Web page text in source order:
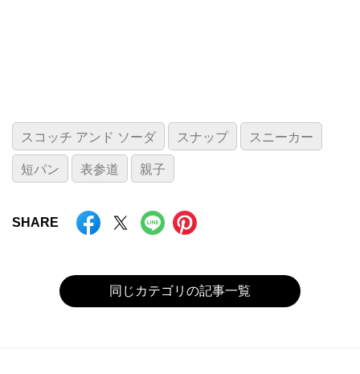
スコッチ アンド ソーダ スナップ スニーカー
短パン 表参道 親子
SHARE
同じカテゴリの記事一覧